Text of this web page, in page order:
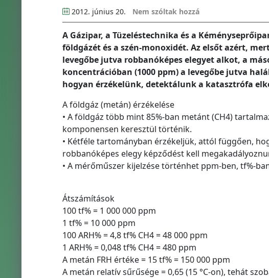
2012. június 20. Nem szóltak hozzá
A Gázipar, a Tüzeléstechnika és a
földgázét és a szén-monoxidét. Az elsőt azért,
levegőbe jutva robbanóképes elegyet alkot, a
koncentrációban (1000 ppm) a levegőbe jutva
hogyan érzékelünk, detektálunk a katasztrófa
A földgáz (metán) érzékelése
• A földgáz több mint 85%-ban metánt (CH4)
komponensen keresztül történik.
• Kétféle tartományban érzékeljük, attól függően,
robbanóképes elegy képződést kell
• A mérőműszer kijelzése történhet ppm-ben, tf%-
Átszámítások
100 tf% = 1 000 000 ppm
1 tf% = 10 000 ppm
100 ARH% = 4,8 tf% CH4 = 48 000 ppm
1 ARH% = 0,048 tf% CH4 = 480 ppm
A metán FRH értéke = 15 tf% = 150 000 ppm
A metán relatív sűrűsége = 0,65 (15 °C-on), tehát